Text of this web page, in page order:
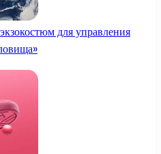
для управления